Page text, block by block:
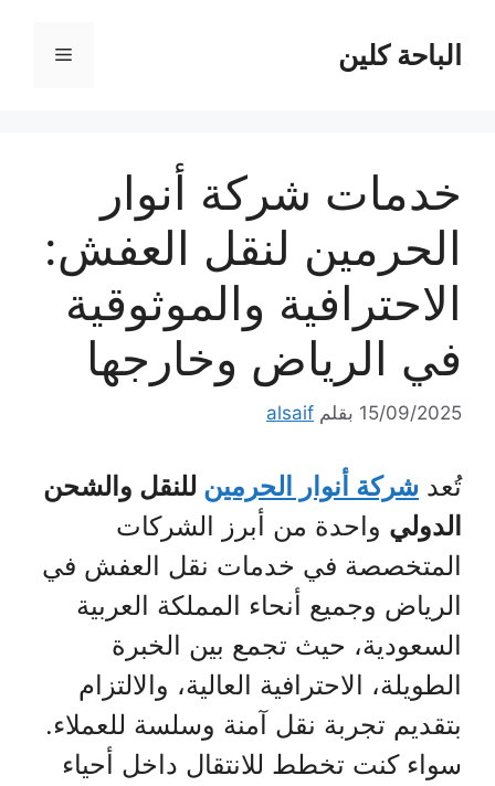
المحتوىالباحة كلين القائمة
خدمات شركة أنوار
الحرمين لنقل العفش:
الاحترافية والموثوقية
في الرياض وخارجها
15/09/2025 بقلم alsaif
تُعد شركة أنوار الحرمين للنقل والشحن
الدولي واحدة من أبرز الشركات
المتخصصة في خدمات نقل العفش في
الرياض وجميع أنحاء المملكة العربية
السعودية، حيث تجمع بين الخبرة
الطويلة، الاحترافية العالية، والالتزام
بتقديم تجربة نقل آمنة وسلسة للعملاء.
سواء كنت تخطط للانتقال داخل أحياء